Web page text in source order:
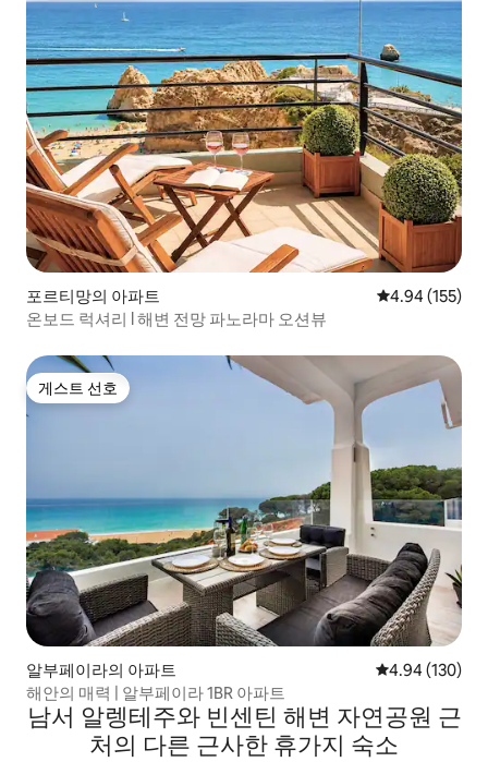
포르티망의 아파트 평점 4.94점(5
4.94 (155)
온보드 럭셔리 l 해변 전망 파노라마 오션뷰
게스트 선호
게스트 선호
알부페이라의 아파트 평점 4.94점(5
4.94 (130)
해안의 매력 | 알부페이라 1BR 아파트
남서 알렝테주와 빈센틴 해변 자연공원 근
처의 다른 근사한 휴가지 숙소